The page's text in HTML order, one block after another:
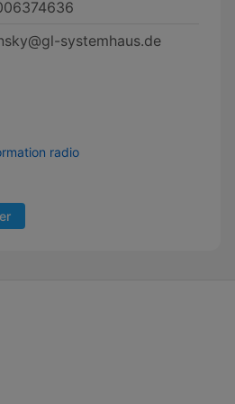
systemhaus.de
radio